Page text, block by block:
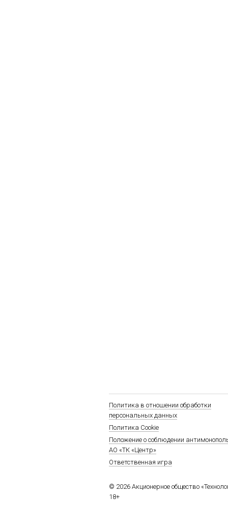
Политика в отношении обработки
персональных данных
Политика Cookie
Положение о соблюдении
АО «ТК «Центр»
Ответственная игра
© 2026 Акционерное общество
18+